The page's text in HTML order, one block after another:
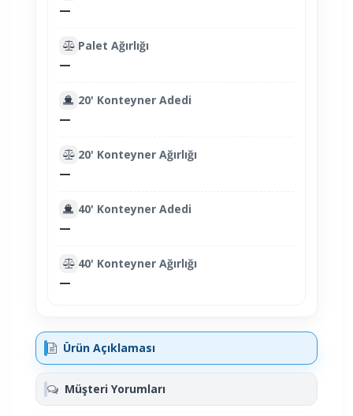
—
Palet Ağırlığı
—
20' Konteyner Adedi
—
20' Konteyner Ağırlığı
—
40' Konteyner Adedi
—
40' Konteyner Ağırlığı
—
Ürün Açıklaması
Müşteri Yorumları